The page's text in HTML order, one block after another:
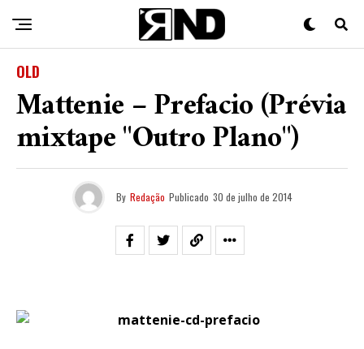
OLD
Mattenie – Prefacio (Prévia
mixtape "Outro Plano")
By Redação Publicado 30 de julho de 2014